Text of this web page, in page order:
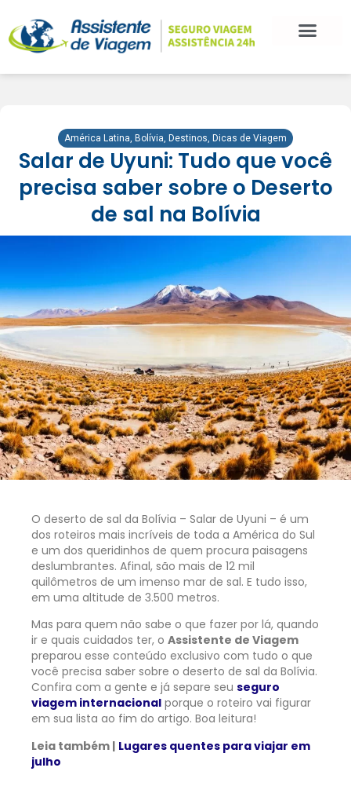
América Latina, Bolívia, Destinos, Dicas de Viagem
Salar de Uyuni: Tudo que você
precisa saber sobre o Deserto
de sal na Bolívia
O deserto de sal da Bolívia – Salar de Uyuni – é um
dos roteiros mais incríveis de toda a América do Sul
e um dos queridinhos de quem procura paisagens
deslumbrantes. Afinal, são mais de 12 mil
quilômetros de um imenso mar de sal. E tudo isso,
em uma altitude de 3.500 metros.
Mas para quem não sabe o que fazer por lá, quando
ir e quais cuidados ter, o Assistente de Viagem
preparou esse conteúdo exclusivo com tudo o que
você precisa saber sobre o deserto de sal da Bolívia.
Confira com a gente e já separe seu seguro
viagem internacional porque o roteiro vai figurar
em sua lista ao fim do artigo. Boa leitura!
Leia também | Lugares quentes para viajar em
julho